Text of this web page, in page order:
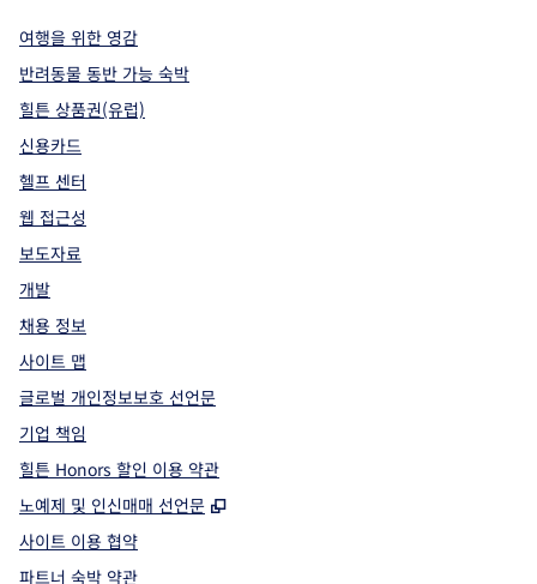
여행을 위한 영감
반려동물 동반 가능 숙박
힐튼 상품권(유럽)
신용카드
헬프 센터
웹 접근성
보도자료
개발
채용 정보
사이트 맵
글로벌 개인정보보호 선언문
기업 책임
힐튼 Honors 할인 이용 약관
노예제 및 인신매매 선언문
,
사이트 이용 협약
파트너 숙박 약관